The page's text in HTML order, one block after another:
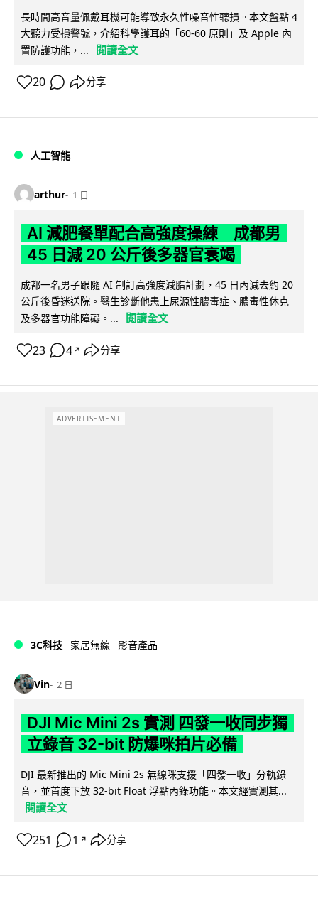
長時間高音量佩戴耳機可能導致永久性噪音性聽損。本文盤點 4
大聽力受損警號，介紹科學護耳的「60-60 原則」及 Apple 內
置防護功能，...
閱讀全文
20 分享
人工智能
arthur 1 日
AI 減肥餐單配合高強度操練 成都男
45 日減 20 公斤後多器官衰竭
成都一名男子跟隨 AI 制訂高強度減脂計劃，45 日內減去約 20
公斤後昏迷送院。醫生診斷他患上尿源性膿毒症、膿毒性休克
及多器官功能障礙。...
閱讀全文
23 4 ↗ 分享
ADVERTISEMENT
3C科技 家居無線 影音產品
Vin 2 日
DJI Mic Mini 2s 實測 四發一收同步獨
立錄音 32-bit 防爆咪拍片必備
DJI 最新推出的 Mic Mini 2s 無線咪支援「四發一收」分軌錄
音，並首度下放 32-bit Float 浮點內錄功能。本文經實測其...
閱讀全文
251 1 ↗ 分享